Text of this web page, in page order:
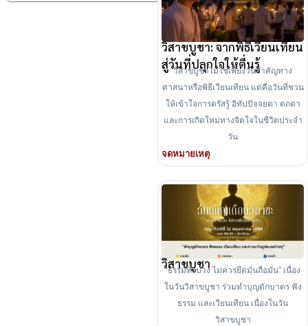
วิสาขบูชา: จากพิธีเวียนเทียน
สู่วันที่ปลุกใจให้ตื่นรู้
วิสาขบูชาไม่ใช่เพียงวันสำคัญทาง
ศาสนาหรือพิธีเวียนเทียน แต่คือวันที่ชวน
ให้เข้าใจการตรัสรู้ อิทัปปัจจยตา ตถตา
และการเกิดใหม่ทางจิตใจในชีวิตประจำ
วัน
จดหมายเหตุ
วิสาขบูชา
“ธรรมทั้งปวง ไม่ควรยึดมั่นถือมั่น” เนื่อง
ในวันวิสาขบูชา ร่วมทำบุญตักบาตร ฟัง
ธรรม และเวียนเทียน เนื่องในวัน
วิสาขบูชา